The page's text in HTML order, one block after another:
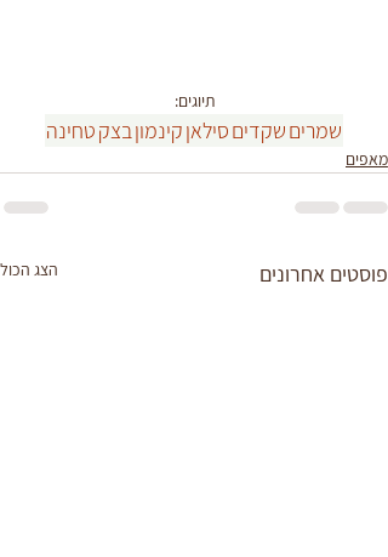
תיוגים:
שמריםשקדיםסילאןקינמוןבצקטחינה
מאפים
פוסטים אחרונים הצג הכול